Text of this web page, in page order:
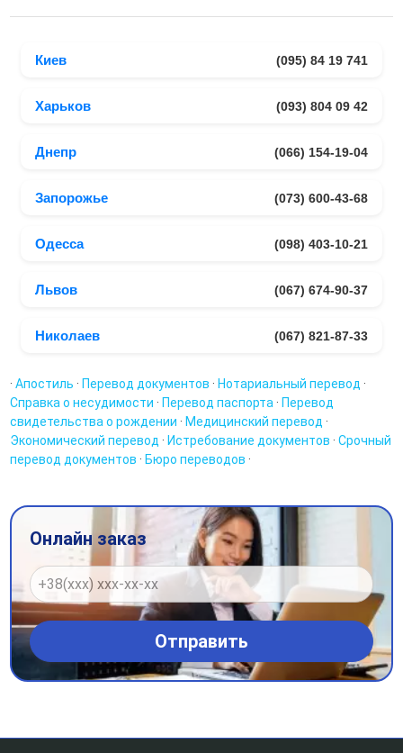
оформлению. Чем меньше объем и проще структура
Киев (095) 84 19 741
Харьков (093) 804 09 42
Днепр (066) 154-19-04
Запорожье (073) 600-43-68
Одесса (098) 403-10-21
Львов (067) 674-90-37
Николаев (067) 821-87-33
·Апостиль · Перевод документов · Нотариальный перевод ·
Справка о несудимости · Перевод паспорта · Перевод
свидетельства о рождении · Медицинский перевод ·
Экономический перевод · Истребование документов ·Срочный
перевод документов · Бюро переводов ·
Онлайн заказ